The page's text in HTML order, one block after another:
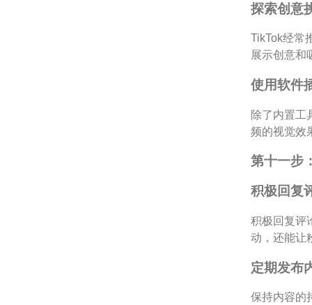
探索创意
TikTok经常
展示创意和
使用软件
除了内置工
频的视觉效
第十一步
积极回复
积极回复评
动，还能让
定期发布
保持内容的